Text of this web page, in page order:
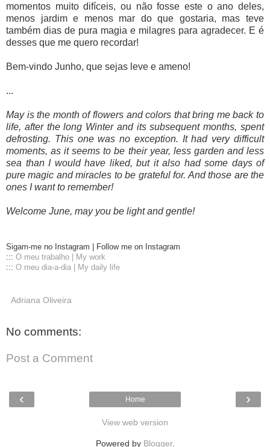
momentos muito difíceis, ou não fosse este o ano deles,
menos jardim e menos mar do que gostaria, mas teve
também dias de pura magia e milagres para agradecer. E é
desses que me quero recordar!
Bem-vindo Junho, que sejas leve e ameno!
...
May is the month of flowers and colors that bring me back to
life, after the long Winter and its subsequent months, spent
defrosting. This one was no exception. It had very difficult
moments, as it seems to be their year, less garden and less
sea than I would have liked, but it also had some days of
pure magic and miracles to be grateful for. And those are the
ones I want to remember!
Welcome June, may you be light and gentle!
Sigam-me no Instagram | Follow me on Instagram
::: O meu trabalho | My work
::: O meu dia-a-dia | My daily life
Adriana Oliveira
No comments:
Post a Comment
‹ ›
Home
View web version
Powered by Blogger.